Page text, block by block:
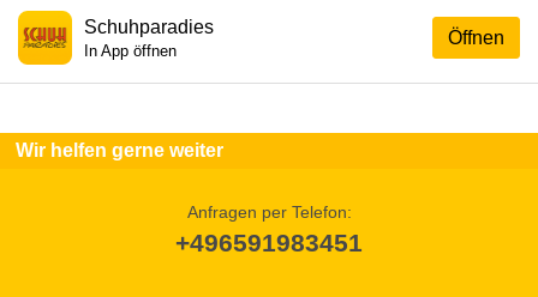
Öffnen
Schuhparadies
In App öffnen
Wir helfen gerne weiter
Anfragen per Telefon:
+496591983451